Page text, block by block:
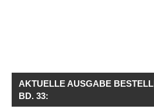
AKTUELLE AUSGABE
BD. 33: